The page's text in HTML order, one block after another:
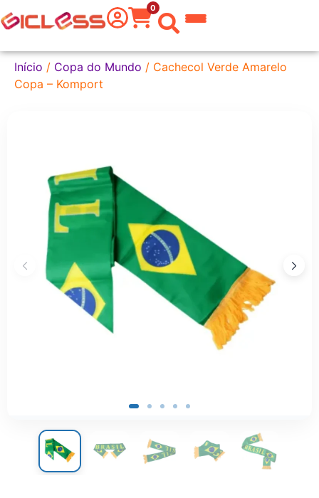
0
do Mundo
Início / Copa do Mundo / Cachecol Verde Amarelo
Copa – Komport